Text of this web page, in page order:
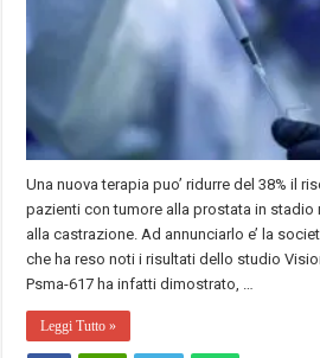
Una nuova terapia puo’ ridurre del 38% il
pazienti con tumore alla prostata in
alla castrazione. Ad annunciarlo e’ la
che ha reso noti i risultati dello studio
Psma-617 ha infatti dimostrato, …
Leggi Tutto »